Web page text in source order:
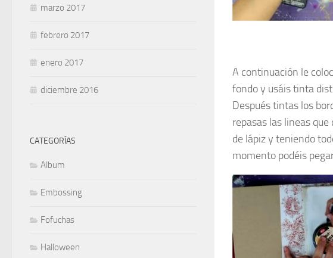
A continuación le
fondo y usáis tinta
Después tintas los
repasas las lineas
de lápiz y teniendo
momento podéis
marzo 2017
febrero 2017
enero 2017
diciembre 2016
CATEGORÍAS
Album
Embossing
Fofuchas
Halloween